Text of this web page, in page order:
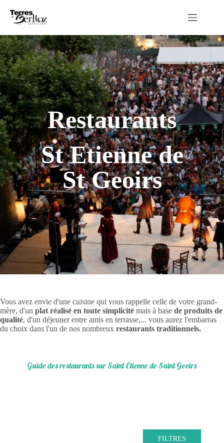
contenu
Restaurants
St Etienne de
St Geoirs
Vous avez envie d'une cuisine qui vous rappelle celle de votre grand-
mère, d'un plat réalisé en toute simplicité mais à base de produits de
qualité, d'un déjeuner entre amis en terrasse,... vous aurez l'embarras
du choix dans l'un de nos nombreux restaurants traditionnels.
Guide des restaurants sur Saint Etienne de Saint Geoirs
FILTRES